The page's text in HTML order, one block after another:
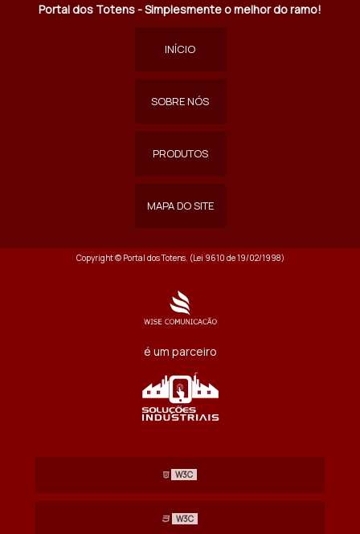
Portal dos Totens - Simplesmente o melhor do ramo!
INÍCIO
SOBRE NÓS
PRODUTOS
MAPA DO SITE
Copyright © Portal dos Totens. (Lei 9610 de 19/02/1998)
é um parceiro
W3C
W3C